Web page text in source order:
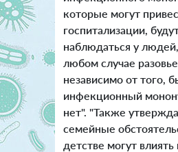
которые могут
госпитализации,
наблюдаться у
любом случае
независимо от того,
инфекционный
нет". "Также
семейные
детстве могут влиять